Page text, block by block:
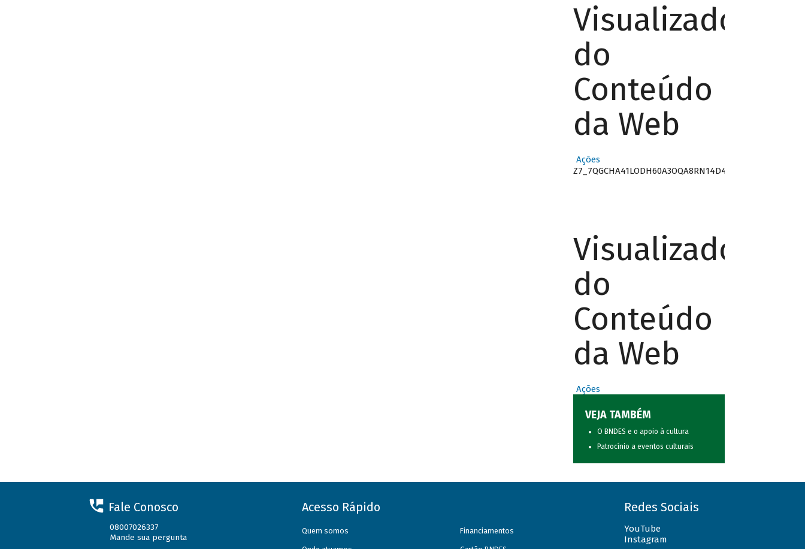
Visualizador
do
Conteúdo
da Web
Ações
Z7_7QGCHA41LODH60A3OQA8RN14D4
Visualizador
do
Conteúdo
da Web
Ações
VEJA TAMBÉM
O BNDES e o apoio à cultura
Patrocínio a eventos culturais
Fale Conosco
08007026337
Mande sua pergunta
Acesso Rápido
Quem somos Financiamentos
Redes Sociais
YouTube
Instagram